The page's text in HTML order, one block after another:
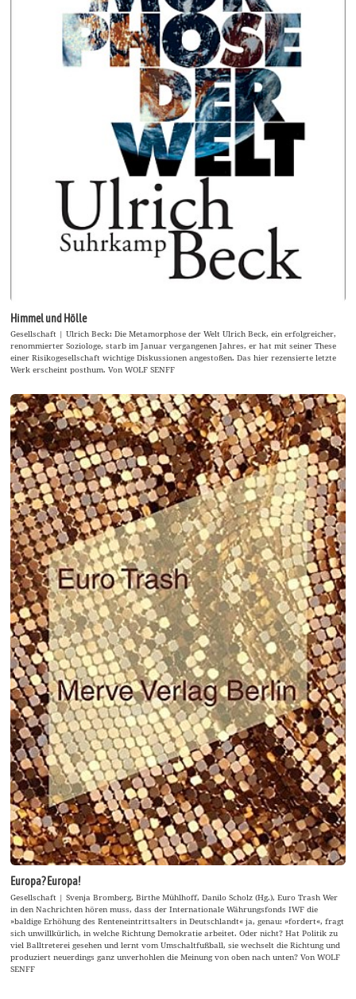
Himmel und Hölle
Gesellschaft | Ulrich Beck: Die Metamorphose der Welt Ulrich Beck, ein erfolgreicher,
renommierter Soziologe, starb im Januar vergangenen Jahres, er hat mit seiner These
einer Risikogesellschaft wichtige Diskussionen angestoßen. Das hier rezensierte letzte
Werk erscheint posthum. Von WOLF SENFF
Europa? Europa!
Gesellschaft | Svenja Bromberg, Birthe Mühlhoff, Danilo Scholz (Hg.), Euro Trash Wer
in den Nachrichten hören muss, dass der Internationale Währungsfonds IWF die
»baldige Erhöhung des Renteneintrittsalters in Deutschlandt« ja, genau: »fordert«, fragt
sich unwillkürlich, in welche Richtung Demokratie arbeitet. Oder nicht? Hat Politik zu
viel Balltreterei gesehen und lernt vom Umschaltfußball, sie wechselt die Richtung und
produziert neuerdings ganz unverhohlen die Meinung von oben nach unten? Von WOLF
SENFF